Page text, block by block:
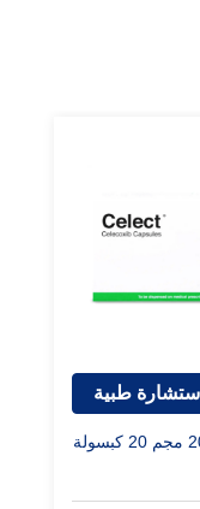
طبية